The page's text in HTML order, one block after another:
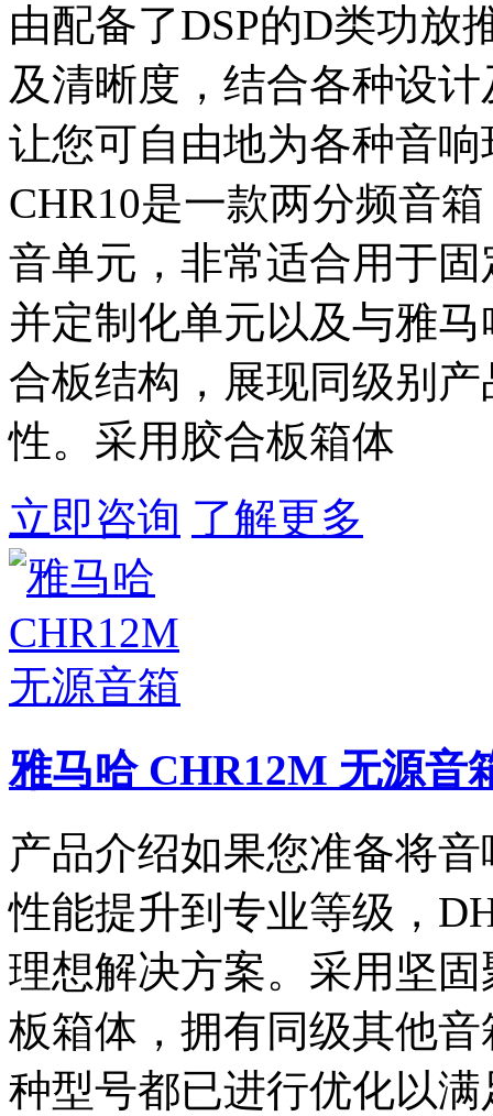
由配备了DSP的D类功放
及清晰度，结合各种设
让您可自由地为各种音
CHR10是一款两分频音
音单元，非常适合用于
并定制化单元以及与雅
合板结构，展现同级别
性。采用胶合板箱体
立即咨询 了解更多
雅马哈 CHR12M 无源音
产品介绍如果您准备将
性能提升到专业等级，
理想解决方案。采用坚
板箱体，拥有同级其他
种型号都已进行优化以